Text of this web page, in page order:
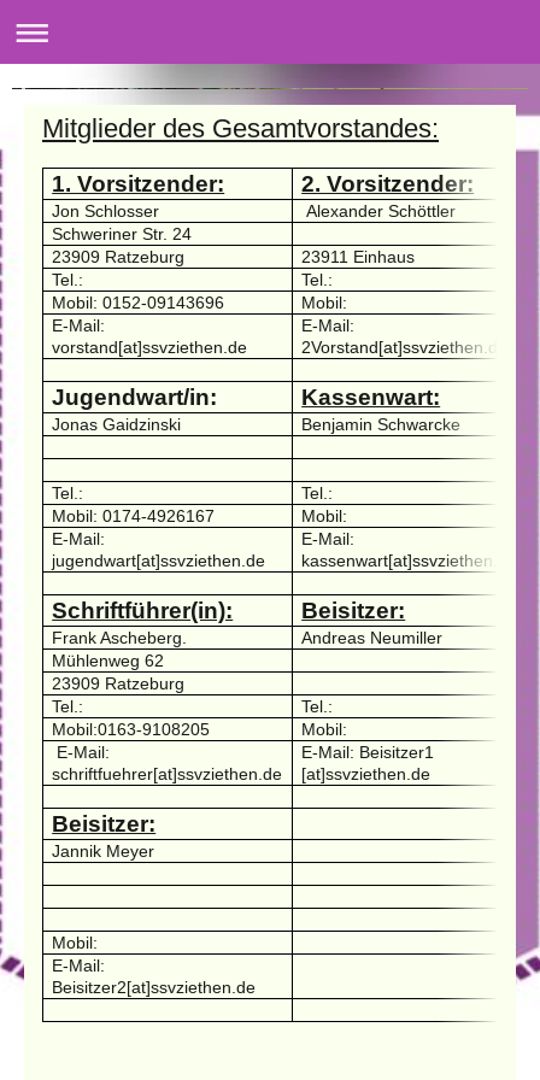
Mitglieder des Gesamtvorstandes:
1. Vorsitzender: 2. Vorsitzender:
Jon Schlosser
Alexander Schöttler
Schweriner Str. 24
23909 Ratzeburg
23911 Einhaus
Tel.:
Tel.:
Mobil: 0152-09143696
Mobil:
E-Mail:
vorstand[at]ssvziethen.de
E-Mail:
2Vorstand[at]ssvziethen.de
Jugendwart/in: Kassenwart:
Jonas Gaidzinski Benjamin Schwarcke
Tel.:
Tel.:
Mobil: 0174-4926167
Mobil:
E-Mail:
jugendwart[at]ssvziethen.de
E-Mail:
kassenwart[at]ssvziethen.de
Schriftführer(in): Beisitzer:
Frank Ascheberg.
Andreas Neumiller
Mühlenweg 62
23909 Ratzeburg
Tel.:
Tel.:
Mobil:0163-9108205
Mobil:
E-Mail:
schriftfuehrer[at]ssvziethen.de
E-Mail: Beisitzer1
[at]ssvziethen.de
Beisitzer:
Jannik Meyer
Mobil:
E-Mail:
Beisitzer2[at]ssvziethen.de